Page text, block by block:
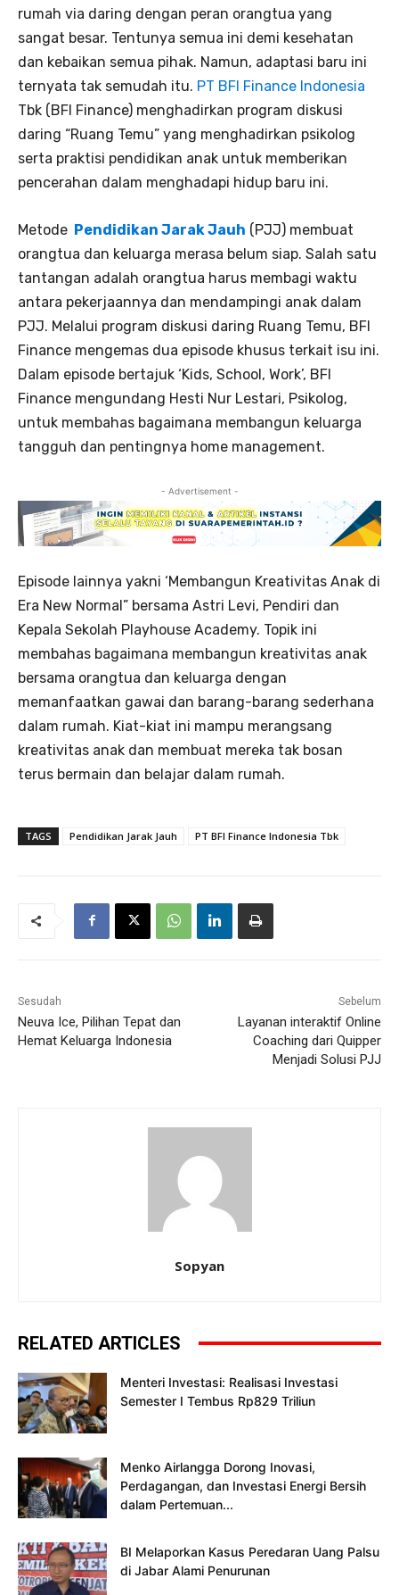
rumah via daring dengan peran orangtua yang
sangat besar. Tentunya semua ini demi kesehatan
dan kebaikan semua pihak. Namun, adaptasi baru ini
ternyata tak semudah itu. PT BFI Finance Indonesia
Tbk (BFI Finance) menghadirkan program diskusi
daring “Ruang Temu” yang menghadirkan psikolog
serta praktisi pendidikan anak untuk memberikan
pencerahan dalam menghadapi hidup baru ini.
Metode Pendidikan Jarak Jauh (PJJ) membuat
orangtua dan keluarga merasa belum siap. Salah satu
tantangan adalah orangtua harus membagi waktu
antara pekerjaannya dan mendampingi anak dalam
PJJ. Melalui program diskusi daring Ruang Temu, BFI
Finance mengemas dua episode khusus terkait isu ini.
Dalam episode bertajuk ‘Kids, School, Work’, BFI
Finance mengundang Hesti Nur Lestari, Psikolog,
untuk membahas bagaimana membangun keluarga
tangguh dan pentingnya home management.
- Advertisement -
Episode lainnya yakni ‘Membangun Kreativitas Anak di
Era New Normal” bersama Astri Levi, Pendiri dan
Kepala Sekolah Playhouse Academy. Topik ini
membahas bagaimana membangun kreativitas anak
bersama orangtua dan keluarga dengan
memanfaatkan gawai dan barang-barang sederhana
dalam rumah. Kiat-kiat ini mampu merangsang
kreativitas anak dan membuat mereka tak bosan
terus bermain dan belajar dalam rumah.
TAGS Pendidikan Jarak Jauh PT BFI Finance Indonesia Tbk
Sesudah
Neuva Ice, Pilihan Tepat dan
Hemat Keluarga Indonesia
Sebelum
Layanan interaktif Online
Coaching dari Quipper
Menjadi Solusi PJJ
Sopyan
RELATED ARTICLES
Menteri Investasi: Realisasi Investasi
Semester I Tembus Rp829 Triliun
Menko Airlangga Dorong Inovasi,
Perdagangan, dan Investasi Energi Bersih
dalam Pertemuan...
BI Melaporkan Kasus Peredaran Uang Palsu
di Jabar Alami Penurunan